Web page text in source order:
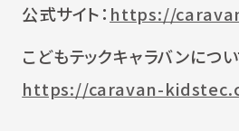
公式サイト： https://
こどもテックキャラバンについ
https://caravan-